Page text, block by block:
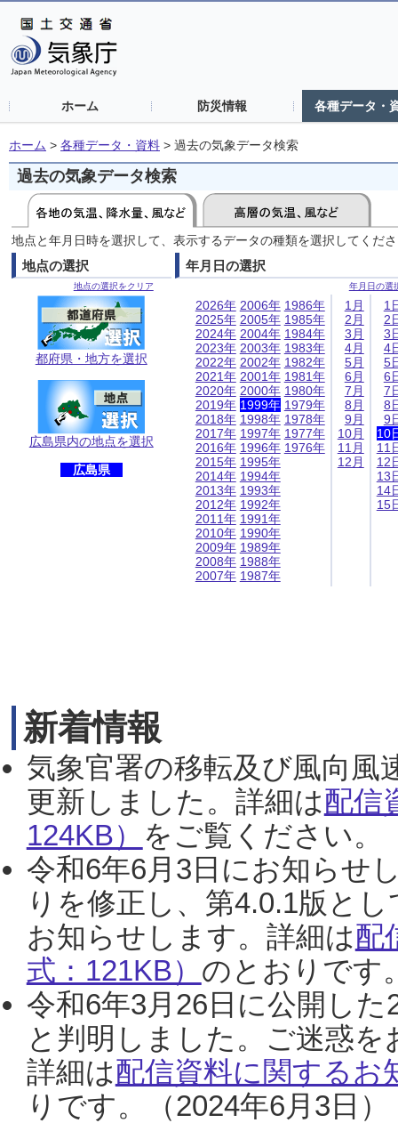
ホーム 防災情報 各種データ・
ホーム > 各種データ・資料 > 過去の気象データ検索
過去の気象データ検索
地点と年月日時を選択して、表示するデータの種類を選択してくだ
地点の選択
地点の選択をクリア
都府県・地方を選択
広島県内の地点を選択
広島県
年月日の選択
年月日の選
2026年
2025年
2024年
2023年
2022年
2021年
2020年
2019年
2018年
2017年
2016年
2015年
2014年
2013年
2012年
2011年
2010年
2009年
2008年
2007年
2006年
2005年
2004年
2003年
2002年
2001年
2000年
1999年
1998年
1997年
1996年
1995年
1994年
1993年
1992年
1991年
1990年
1989年
1988年
1987年
1986年
1985年
1984年
1983年
1982年
1981年
1980年
1979年
1978年
1977年
1976年
1月
2月
3月
4月
5月
6月
7月
8月
9月
10月
11月
12月
1
2
3
4
5
6
7
8
9
10
11
12
13
14
15
新着情報
気象官署の移転及び風向風
更新しました。詳細は配信
124KB） をご覧ください。
令和6年6月3日にお知らせ
りを修正し、第4.0.1版と
お知らせします。詳細は配
式：121KB） のとおりです
令和6年3月26日に公開し
と判明しました。ご迷惑
詳細は配信資料に関するお
りです。（2024年6月3日）